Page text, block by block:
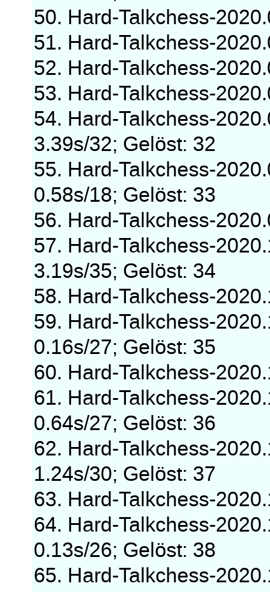
50. Hard-Talkchess-
51. Hard-Talkchess-
52. Hard-Talkchess-
53. Hard-Talkchess-
54. Hard-Talkchess-
3.39s/32; Gelöst: 32
55. Hard-Talkchess-
0.58s/18; Gelöst: 33
56. Hard-Talkchess-
57. Hard-Talkchess-
3.19s/35; Gelöst: 34
58. Hard-Talkchess-
59. Hard-Talkchess-
0.16s/27; Gelöst: 35
60. Hard-Talkchess-
61. Hard-Talkchess-
0.64s/27; Gelöst: 36
62. Hard-Talkchess-
1.24s/30; Gelöst: 37
63. Hard-Talkchess-
64. Hard-Talkchess-
0.13s/26; Gelöst: 38
65. Hard-Talkchess-